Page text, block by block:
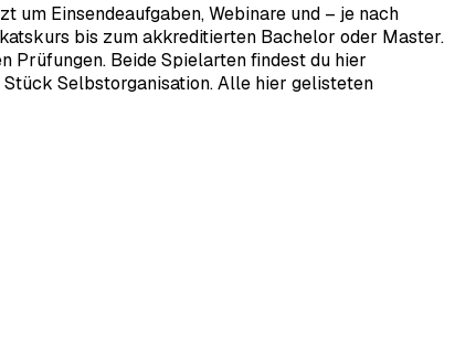
Einsendeaufgaben, Webinare und – je nach
bis zum akkreditierten Bachelor oder Master.
Prüfungen. Beide Spielarten findest du hier
Selbstorganisation. Alle hier gelisteten